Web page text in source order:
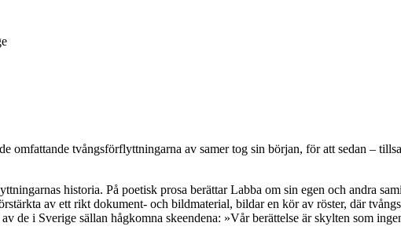
omfattande tvångsförflyttningarna av samer tog sin början, för att sedan –
historia. På poetisk prosa berättar Labba om sin egen och andra
av ett rikt dokument- och bildmaterial, bildar en kör av röster, där
de i Sverige sällan hågkomna skeendena: »Vår berättelse är skylten som